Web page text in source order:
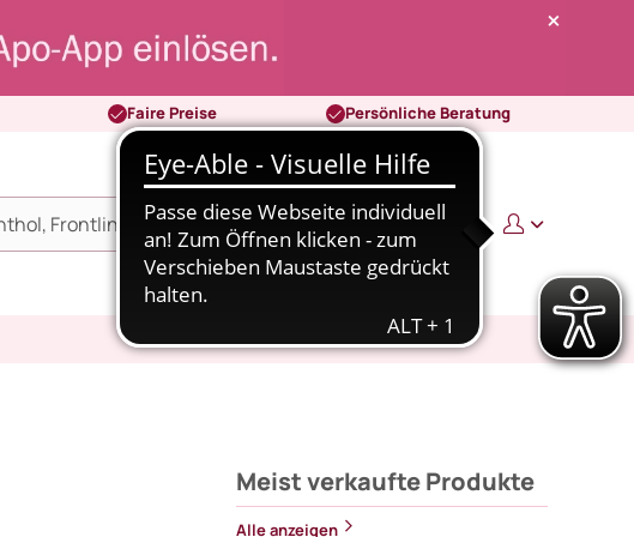
Faire Preise Persönliche Beratung
0 0,00 €
Meist verkaufte Produkte
Alle anzeigen